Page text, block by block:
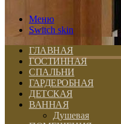
Меню
Switch skin
ГЛАВНАЯ
ГОСТИННАЯ
СПАЛЬНИ
ГАРДЕРОБНАЯ
ДЕТСКАЯ
ВАННАЯ
Душевая